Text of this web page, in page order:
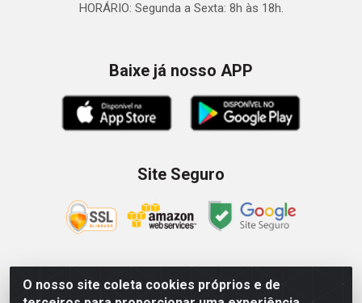
O nosso site coleta cookies próprios e de
HORÁRIO: Segunda a Sexta: 8h às 18h.
Baixe já nosso APP
Site Seguro
Zein Importação e Comércio LTDA - Av. Senador Queiróz, 274